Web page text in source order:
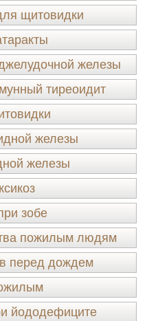
щитовидки
железы
тиреоидит
железы
железы
зобе
пожилым людям
перед дождем
йододефиците